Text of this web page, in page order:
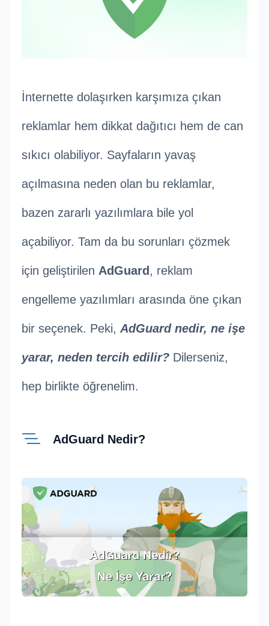
İnternette dolaşırken karşımıza çıkan
reklamlar hem dikkat dağıtıcı hem de can
sıkıcı olabiliyor. Sayfaların yavaş
açılmasına neden olan bu reklamlar,
bazen zararlı yazılımlara bile yol
açabiliyor. Tam da bu sorunları çözmek
için geliştirilen AdGuard , reklam
engelleme yazılımları arasında öne çıkan
bir seçenek. Peki, AdGuard nedir, ne işe
yarar, neden tercih edilir? Dilerseniz,
hep birlikte öğrenelim.
AdGuard Nedir?